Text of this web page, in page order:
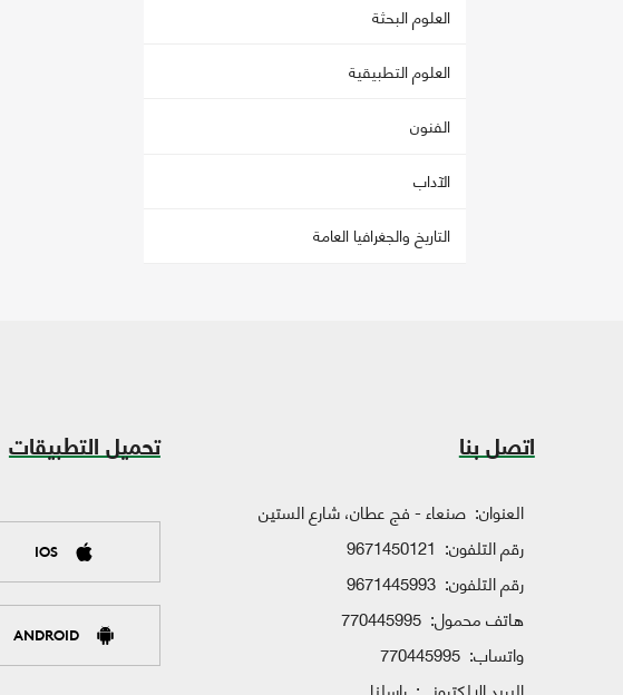
العلوم البحثة
العلوم التطبيقية
الفنون
الآداب
التاريخ والجغرافيا العامة
اتصل بنا
العنوان: صنعاء - فج عطان، شارع الستين
رقم التلفون: 9671450121
رقم التلفون: 9671445993
هاتف محمول: 770445995
واتساب: 770445995
تحميل التطبيقات
IOS
ANDROID